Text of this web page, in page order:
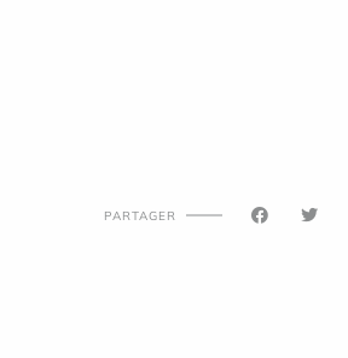
PARTAGER